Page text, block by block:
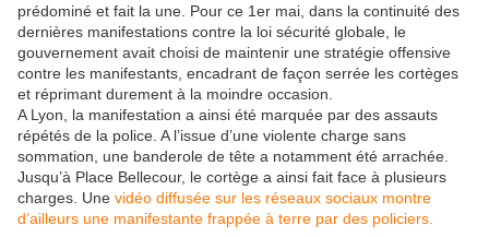
prédominé et fait la une. Pour ce 1er mai, dans la continuité des
dernières manifestations contre la loi sécurité globale, le
gouvernement avait choisi de maintenir une stratégie offensive
contre les manifestants, encadrant de façon serrée les cortèges
et réprimant durement à la moindre occasion.
A Lyon, la manifestation a ainsi été marquée par des assauts
répétés de la police. A l’issue d’une violente charge sans
sommation, une banderole de tête a notamment été arrachée.
Jusqu’à Place Bellecour, le cortège a ainsi fait face à plusieurs
charges. Une vidéo diffusée sur les réseaux sociaux montre
d’ailleurs une manifestante frappée à terre par des policiers.